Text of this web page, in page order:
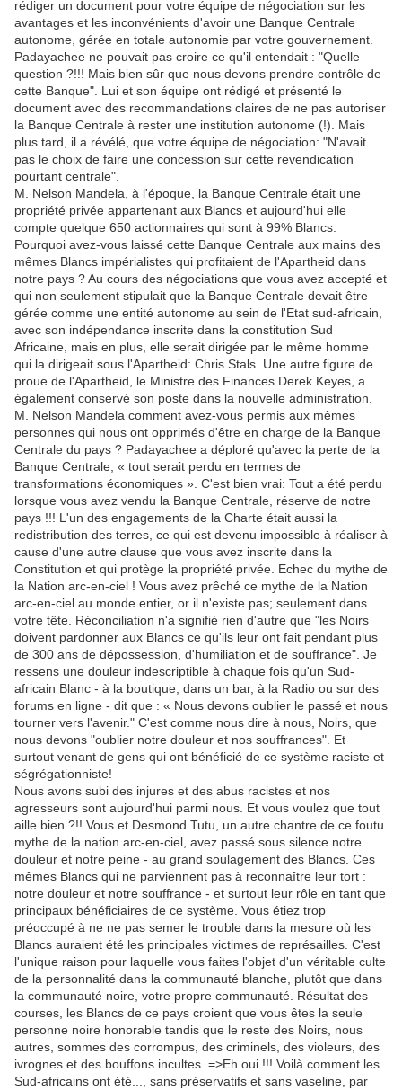
rédiger un document pour votre équipe de négociation sur les
avantages et les inconvénients d'avoir une Banque Centrale
autonome, gérée en totale autonomie par votre gouvernement.
Padayachee ne pouvait pas croire ce qu'il entendait : "Quelle
question ?!!! Mais bien sûr que nous devons prendre contrôle de
cette Banque". Lui et son équipe ont rédigé et présenté le
document avec des recommandations claires de ne pas autoriser
la Banque Centrale à rester une institution autonome (!). Mais
plus tard, il a révélé, que votre équipe de négociation: "N'avait
pas le choix de faire une concession sur cette revendication
pourtant centrale".
M. Nelson Mandela, à l'époque, la Banque Centrale était une
propriété privée appartenant aux Blancs et aujourd'hui elle
compte quelque 650 actionnaires qui sont à 99% Blancs.
Pourquoi avez-vous laissé cette Banque Centrale aux mains des
mêmes Blancs impérialistes qui profitaient de l'Apartheid dans
notre pays ? Au cours des négociations que vous avez accepté et
qui non seulement stipulait que la Banque Centrale devait être
gérée comme une entité autonome au sein de l'Etat sud-africain,
avec son indépendance inscrite dans la constitution Sud
Africaine, mais en plus, elle serait dirigée par le même homme
qui la dirigeait sous l'Apartheid: Chris Stals. Une autre figure de
proue de l'Apartheid, le Ministre des Finances Derek Keyes, a
également conservé son poste dans la nouvelle administration.
M. Nelson Mandela comment avez-vous permis aux mêmes
personnes qui nous ont opprimés d'être en charge de la Banque
Centrale du pays ? Padayachee a déploré qu'avec la perte de la
Banque Centrale, « tout serait perdu en termes de
transformations économiques ». C'est bien vrai: Tout a été perdu
lorsque vous avez vendu la Banque Centrale, réserve de notre
pays !!! L'un des engagements de la Charte était aussi la
redistribution des terres, ce qui est devenu impossible à réaliser à
cause d'une autre clause que vous avez inscrite dans la
Constitution et qui protège la propriété privée. Echec du mythe de
la Nation arc-en-ciel ! Vous avez prêché ce mythe de la Nation
arc-en-ciel au monde entier, or il n'existe pas; seulement dans
votre tête. Réconciliation n'a signifié rien d'autre que "les Noirs
doivent pardonner aux Blancs ce qu'ils leur ont fait pendant plus
de 300 ans de dépossession, d'humiliation et de souffrance". Je
ressens une douleur indescriptible à chaque fois qu'un Sud-
africain Blanc - à la boutique, dans un bar, à la Radio ou sur des
forums en ligne - dit que : « Nous devons oublier le passé et nous
tourner vers l'avenir." C'est comme nous dire à nous, Noirs, que
nous devons "oublier notre douleur et nos souffrances". Et
surtout venant de gens qui ont bénéficié de ce système raciste et
ségrégationniste!
Nous avons subi des injures et des abus racistes et nos
agresseurs sont aujourd'hui parmi nous. Et vous voulez que tout
aille bien ?!! Vous et Desmond Tutu, un autre chantre de ce foutu
mythe de la nation arc-en-ciel, avez passé sous silence notre
douleur et notre peine - au grand soulagement des Blancs. Ces
mêmes Blancs qui ne parviennent pas à reconnaître leur tort :
notre douleur et notre souffrance - et surtout leur rôle en tant que
principaux bénéficiaires de ce système. Vous étiez trop
préoccupé à ne ne pas semer le trouble dans la mesure où les
Blancs auraient été les principales victimes de représailles. C'est
l'unique raison pour laquelle vous faites l'objet d'un véritable culte
de la personnalité dans la communauté blanche, plutôt que dans
la communauté noire, votre propre communauté. Résultat des
courses, les Blancs de ce pays croient que vous êtes la seule
personne noire honorable tandis que le reste des Noirs, nous
autres, sommes des corrompus, des criminels, des violeurs, des
ivrognes et des bouffons incultes. =>Eh oui !!! Voilà comment les
Sud-africains ont été..., sans préservatifs et sans vaseline, par